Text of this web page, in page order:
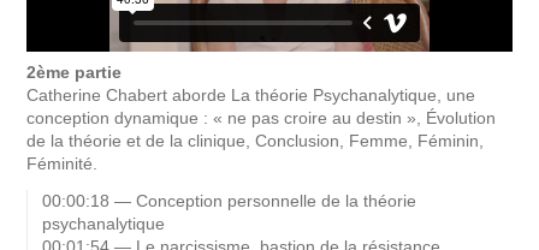
2ème partie
Catherine Chabert aborde La théorie Psychanalytique, une
conception dynamique : « ne pas croire au destin », Évolution
de la théorie et de la clinique, Conclusion, Femme, Féminin,
Féminité.
00:00:18 — Conception personnelle de la théorie
psychanalytique
00:01:54 — Le narcissisme, bastion de la résistance